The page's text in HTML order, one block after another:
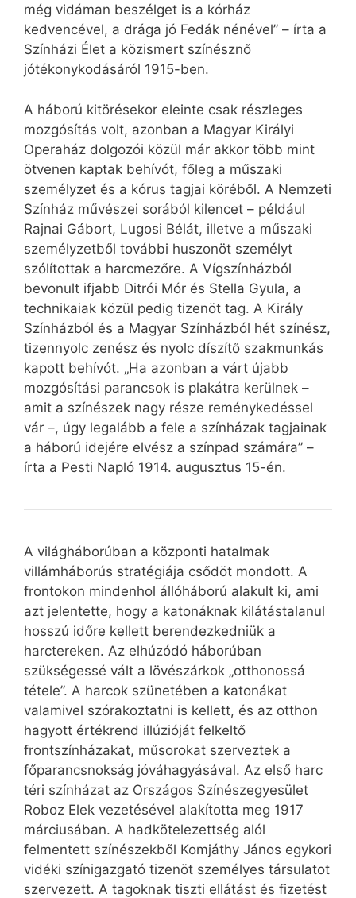
még vidáman beszélget is a kórház
kedvencével, a drága jó Fedák nénével” – írta a
Színházi Élet a közismert színésznő
jótékonykodásáról 1915-ben.
A háború kitörésekor eleinte csak részleges
mozgósítás volt, azonban a Magyar Királyi
Operaház dolgozói közül már akkor több mint
ötvenen kaptak behívót, főleg a műszaki
személyzet és a kórus tagjai köréből. A Nemzeti
Színház művészei sorából kilencet – például
Rajnai Gábort, Lugosi Bélát, illetve a műszaki
személyzetből további huszonöt személyt
szólítottak a harcmezőre. A Vígszínházból
bevonult ifjabb Ditrói Mór és Stella Gyula, a
technikaiak közül pedig tizenöt tag. A Király
Színházból és a Magyar Színházból hét színész,
tizennyolc zenész és nyolc díszítő szakmunkás
kapott behívót. „Ha azonban a várt újabb
mozgósítási parancsok is plakátra kerülnek –
amit a színészek nagy része reménykedéssel
vár –, úgy legalább a fele a színházak tagjainak
a háború idejére elvész a színpad számára” –
írta a Pesti Napló 1914. augusztus 15-én.
A világháborúban a központi hatalmak
villámháborús stratégiája csődöt mondott. A
frontokon mindenhol állóháború alakult ki, ami
azt jelentette, hogy a katonáknak kilátástalanul
hosszú időre kellett berendezkedniük a
harctereken. Az elhúzódó háborúban
szükségessé vált a lövészárkok „otthonossá
tétele”. A harcok szünetében a katonákat
valamivel szórakoztatni is kellett, és az otthon
hagyott értékrend illúzióját felkeltő
frontszínházakat, műsorokat szerveztek a
főparancsnokság jóváhagyásával. Az első harc
téri színházat az Országos Színészegyesület
Roboz Elek vezetésével alakította meg 1917
márciusában. A hadkötelezettség alól
felmentett színészekből Komjáthy János egykori
vidéki színigazgató tizenöt személyes társulatot
szervezett. A tagoknak tiszti ellátást és fizetést